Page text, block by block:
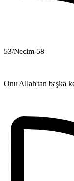
53/Necim-58
Onu Allah'tan başka